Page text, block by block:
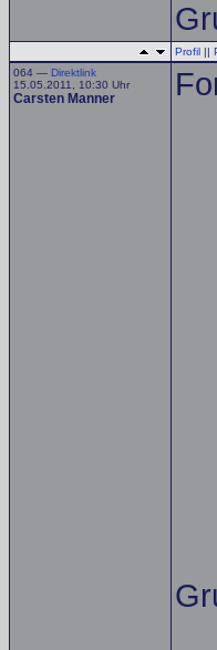
Profil ||
064 — Direktlink
15.05.2011, 10:30 Uhr
Carsten Manner